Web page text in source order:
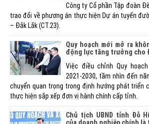
Công ty Cổ phần Tập đoàn
trao đổi về phương án thực hiện Dự án tuyến
– Đắk Lắk (CT.23).
Quy hoạch mới mở ra
động lực tăng trưởng cho
Việc điều chỉnh Quy
2021-2030, tầm nhìn đến
chuyển quan trọng trong định hướng phát triển
thực hiện sắp xếp đơn vị hành chính cấp tỉnh.
Chủ tịch UBND tỉnh Đỗ
của doanh nghiệp chính